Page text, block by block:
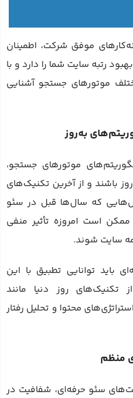
موفق شرکت، اطمینان
رتبه سایت شما را دارد و با
موتورهای جستجو آشنایی
موتورهای جستجو،
باشند و از آخرین تکنیک‌های
که سال‌ها قبل در سئو
ممکن است امروزه تأثیر منفی
سایت شوند.
باید توانایی تطبیق با این
تکنیک‌های روز دنیا مانند
محتوا و تحلیل رفتار
سئو حرفه‌ای، شفافیت در